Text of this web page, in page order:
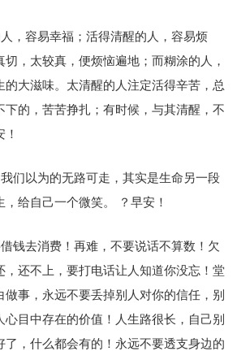
，容易幸福；活得清醒的人，容易烦
，太较真，便烦恼遍地；而糊涂的人，
的大滋味。太清醒的人注定活得辛苦，总
下的，苦苦挣扎；有时候，与其清醒，不
们以为的无路可走，其实是生命另一段
给自己一个微笑。 ？早安！
钱去消费！再难，不要说话不算数！欠
，还不上，要打电话让人知道你没忘！堂
事，永远不要丢掉别人对你的信任，别
心目中存在的价值！人生路很长，自己别
了，什么都会有的！永远不要透支身边的